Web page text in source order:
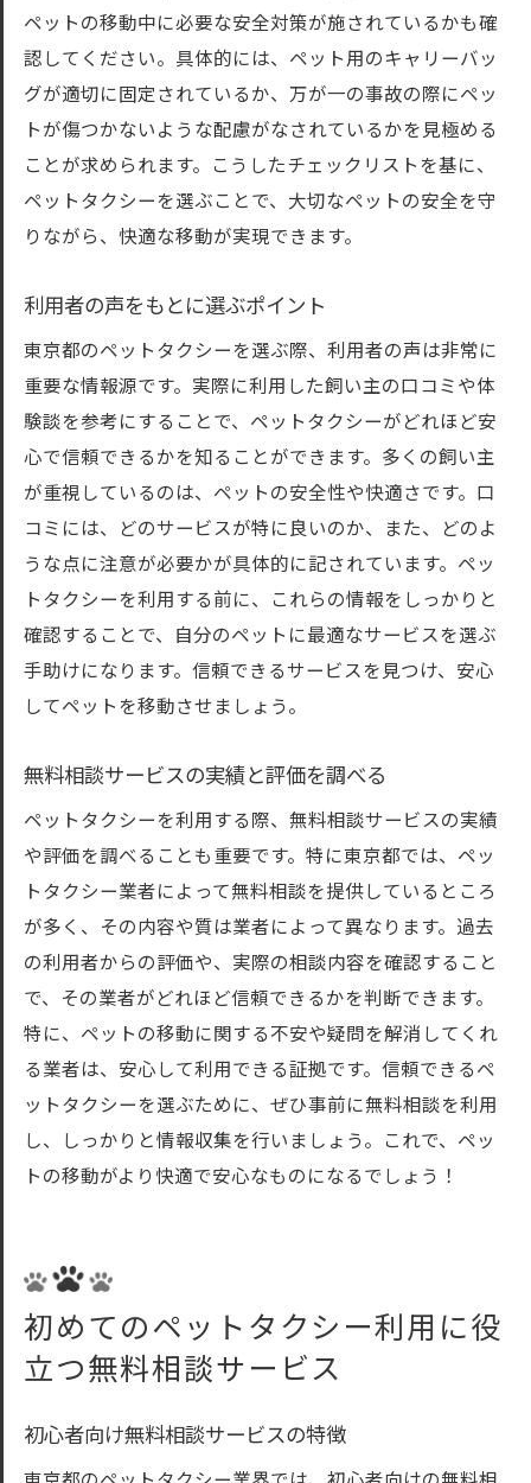
ペットの移動中に必要な安全対策が施されているかも確
認してください。具体的には、ペット用のキャリーバッ
グが適切に固定されているか、万が一の事故の際にペッ
トが傷つかないような配慮がなされているかを見極める
ことが求められます。こうしたチェックリストを基に、
ペットタクシーを選ぶことで、大切なペットの安全を守
りながら、快適な移動が実現できます。
利用者の声をもとに選ぶポイント
東京都のペットタクシーを選ぶ際、利用者の声は非常に
重要な情報源です。実際に利用した飼い主の口コミや体
験談を参考にすることで、ペットタクシーがどれほど安
心で信頼できるかを知ることができます。多くの飼い主
が重視しているのは、ペットの安全性や快適さです。口
コミには、どのサービスが特に良いのか、また、どのよ
うな点に注意が必要かが具体的に記されています。ペッ
トタクシーを利用する前に、これらの情報をしっかりと
確認することで、自分のペットに最適なサービスを選ぶ
手助けになります。信頼できるサービスを見つけ、安心
してペットを移動させましょう。
無料相談サービスの実績と評価を調べる
ペットタクシーを利用する際、無料相談サービスの実績
や評価を調べることも重要です。特に東京都では、ペッ
トタクシー業者によって無料相談を提供しているところ
が多く、その内容や質は業者によって異なります。過去
の利用者からの評価や、実際の相談内容を確認すること
で、その業者がどれほど信頼できるかを判断できます。
特に、ペットの移動に関する不安や疑問を解消してくれ
る業者は、安心して利用できる証拠です。信頼できるペ
ットタクシーを選ぶために、ぜひ事前に無料相談を利用
し、しっかりと情報収集を行いましょう。これで、ペッ
トの移動がより快適で安心なものになるでしょう！
初めてのペットタクシー利用に役
立つ無料相談サービス
初心者向け無料相談サービスの特徴